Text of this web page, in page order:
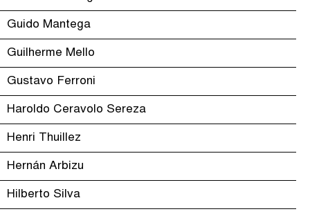
Guido Mantega
Guilherme Mello
Gustavo Ferroni
Haroldo Ceravolo Sereza
Henri Thuillez
Hernán Arbizu
Hilberto Silva